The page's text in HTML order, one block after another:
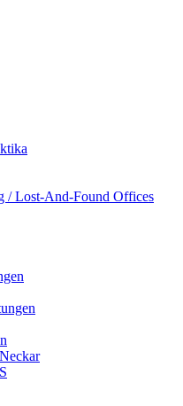
/ Lost-And-Found Offices